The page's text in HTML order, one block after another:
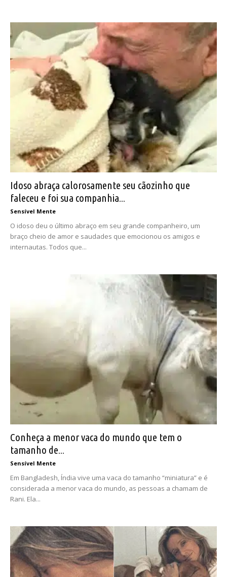
Idoso abraça calorosamente seu cãozinho que
faleceu e foi sua companhia...
Sensível Mente
O idoso deu o último abraço em seu grande companheiro, um
braço cheio de amor e saudades que emocionou os amigos e
internautas. Todos que...
Conheça a menor vaca do mundo que tem o
tamanho de...
Sensível Mente
Em Bangladesh, Índia vive uma vaca do tamanho “miniatura” e é
considerada a menor vaca do mundo, as pessoas a chamam de
Rani. Ela...